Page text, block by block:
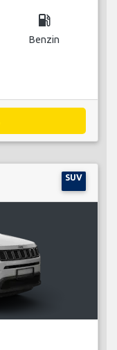
local_gas_station
Benzin
SUV